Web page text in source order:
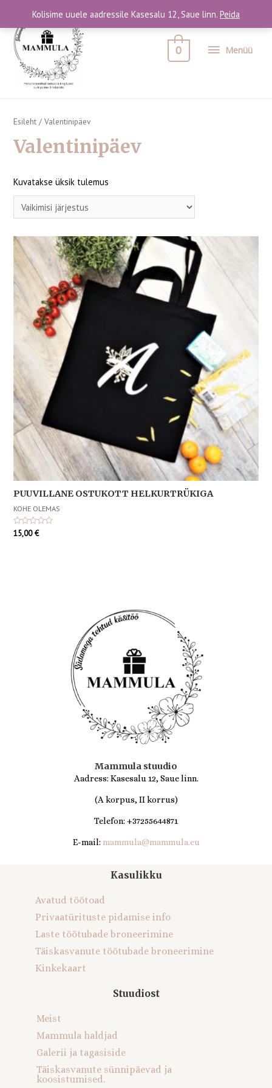
Kolisime uuele aadressile Kasesalu 12, Saue linn. Peida
Menüü
0
Esileht / Valentinipäev
Valentinipäev
Kuvatakse üksik tulemus
PUUVILLANE OSTUKOTT HELKURTRÜKIGA
KOHE OLEMAS
Hinnanguga
15,00€
Mammula stuudio
Aadress: Kasesalu 12, Saue linn.
(A korpus, II korrus)
Telefon: +37255644871
E-mail: mammula@mammula.eu
Kasulikku
Avatud töötoad
Privaatürituste pidamise info
Laste töötubade broneerimine
Täiskasvanute töötubade broneerimine
Kinkekaart
Stuudiost
Meist
Mammula haldjad
Galerii ja tagasiside
Täiskasvanute sünnipäevad ja
koosistumised.